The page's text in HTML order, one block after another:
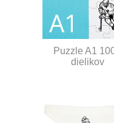
Puzzle A1
dielikov